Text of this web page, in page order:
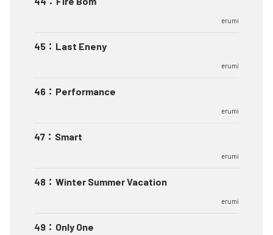
erumi
45 ： Last Eneny
erumi
46 ： Performance
erumi
47 ： Smart
erumi
48 ： Winter Summer Vacation
erumi
49 ： Only One